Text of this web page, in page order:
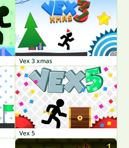
Vex 3 xmas
Vex 5